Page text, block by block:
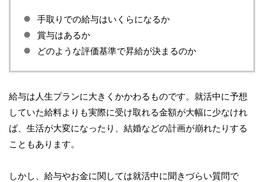
手取りでの給与はいくらになるか
賞与はあるか
どのような評価基準で昇給が決まるのか
給与は人生プランに大きくかかわるものです。就活中に予想
していた給料よりも実際に受け取れる金額が大幅に少なけれ
ば、生活が大変になったり、結婚などの計画が崩れたりする
こともあります。
しかし、給与やお金に関しては就活中に聞きづらい質問で